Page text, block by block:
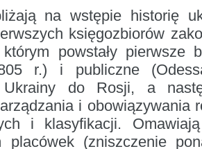
na wstępie historię
księgozbiorów
powstały pierwsze
r.) i publiczne
Ukrainy do Rosji, a
i obowiązywania
i klasyfikacji.
placówek (zniszczenie